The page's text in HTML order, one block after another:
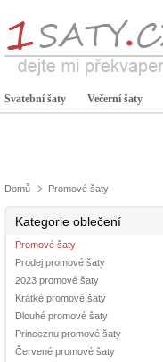
Svatební šaty Večerní šaty
Domů Promové šaty
Kategorie oblečení
Promové šaty
Prodej promové šaty
2023 promové šaty
Krátké promové šaty
Dlouhé promové šaty
Princeznu promové šaty
Červené promové šaty